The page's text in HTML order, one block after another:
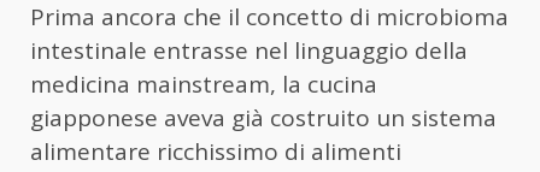
Prima ancora che il concetto di microbioma
intestinale entrasse nel linguaggio della
medicina mainstream, la cucina
giapponese aveva già costruito un sistema
alimentare ricchissimo di alimenti